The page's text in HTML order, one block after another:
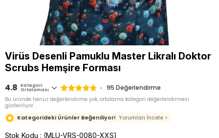
Virüs Desenli Pamuklu Master Likralı Doktor
Scrubs Hemşire Forması
4.8 Kategori
Ortalaması 95 Değerlendirme
Bu üründe henüz değerlendirme yok, ortalama kategori değerlendirmesi
gösteriliyor.
Kategorideki Ürünler Beğeniliyor! Yorumları İncele >
Stok Kodu (MLU-VRS-0080-XXS)